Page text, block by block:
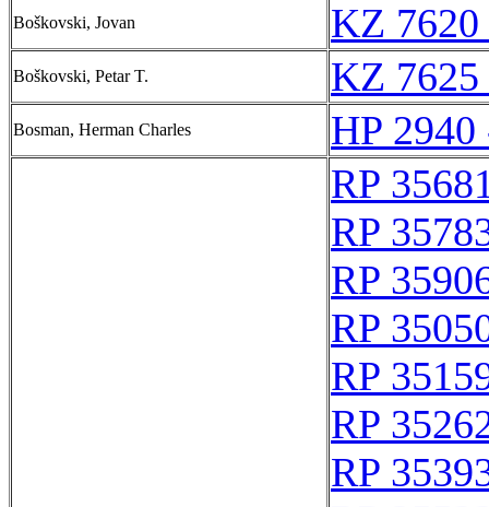
Boškovski, Jovan KZ
Boškovski, Petar T. KZ
Bosman, Herman Charles
HP
RP
RP
RP
RP
RP
RP
RP